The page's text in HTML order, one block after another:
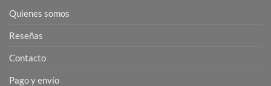
Quienes somos
Reseñas
Contacto
Pago y envío